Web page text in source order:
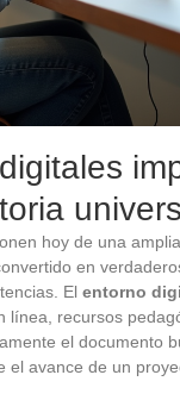
hoy de una
en
El entorno
línea, recursos
el documento
avance de un